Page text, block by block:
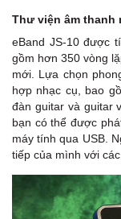
Thư viện âm thanh
eBand JS-10 được
gồm hơn 350 vòng
mới. Lựa chọn
hợp nhạc cụ, bao
đàn guitar và guitar
bạn có thể được
máy tính qua USB.
tiếp của mình với